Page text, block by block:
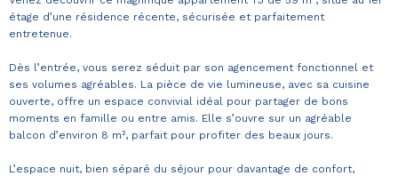
étage d’une résidence récente, sécurisée et parfaitement
entretenue.
Dès l’entrée, vous serez séduit par son agencement fonctionnel et
ses volumes agréables. La pièce de vie lumineuse, avec sa cuisine
ouverte, offre un espace convivial idéal pour partager de bons
moments en famille ou entre amis. Elle s’ouvre sur un agréable
balcon d’environ 8 m², parfait pour profiter des beaux jours.
L’espace nuit, bien séparé du séjour pour davantage de confort,